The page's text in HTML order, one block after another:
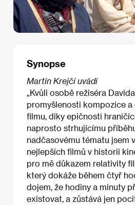
Synopse
Martin Krejčí uvádí
„Kvůli osobě režiséra
promyšlenosti kompozice a
filmu, díky epičnosti
naprosto strhujícímu
nadčasovému tématu jsem
nejlepších filmů v historii
pro mě důkazem relativity
který dokáže během čtyř
dojem, že hodiny a minuty
existovat, a zůstává jen